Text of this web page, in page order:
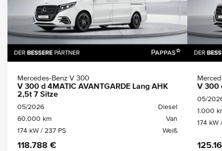
Mercedes-Benz V 300
V 300 d 4MATIC AVANTGARDE Lang AHK
2,5t 7 Sitze
05/2026
Diesel
60.000 km
Van
174 kW / 237 PS
Weiß
118.788 €
V 300
05/
1.000
174 kW